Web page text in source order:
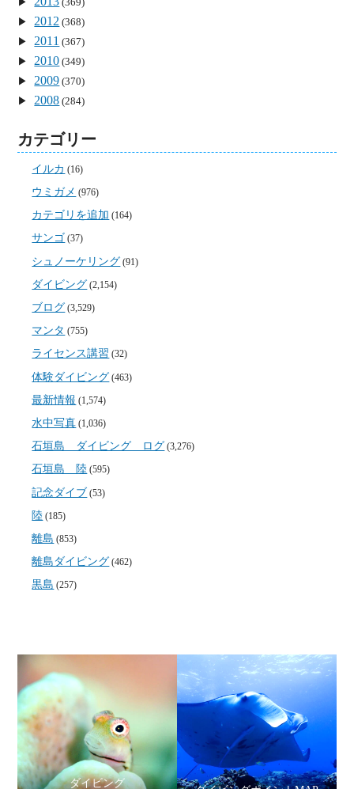
2012 (368)
2011 (367)
2010 (349)
2009 (370)
2008 (284)
カテゴリー
イルカ (16)
ウミガメ (976)
カテゴリを追加 (164)
サンゴ (37)
シュノーケリング (91)
ダイビング (2,154)
ブログ (3,529)
マンタ (755)
ライセンス講習 (32)
体験ダイビング (463)
最新情報 (1,574)
水中写真 (1,036)
石垣島 ダイビング ログ (3,276)
石垣島 陸 (595)
記念ダイブ (53)
陸 (185)
離島 (853)
離島ダイビング (462)
黒島 (257)
ダイビング